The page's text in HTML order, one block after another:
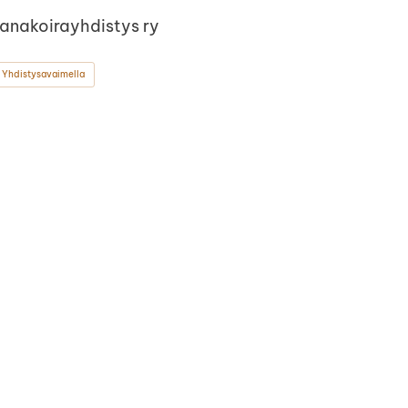
ry
Yhdistysavaimella